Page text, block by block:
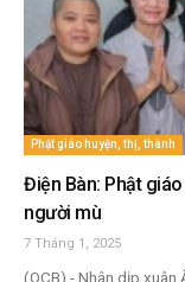
Phật giáo huyện, thị, thành
Điện Bàn: Phật
người mù
7 Tháng 1, 2025
(QCB) - Nhân dịp